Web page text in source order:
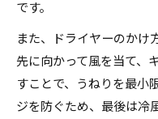
です。
また、ドライヤーのかけ
先に向かって風を当て、
すことで、うねりを最小
ジを防ぐため、最後は冷